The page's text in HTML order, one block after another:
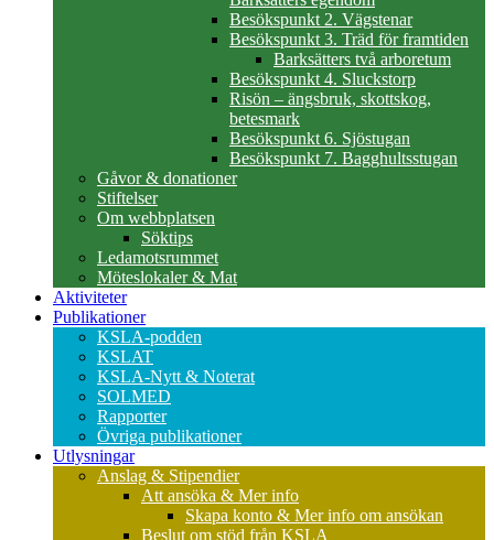
Besökspunkt 2. Vägstenar
Besökspunkt 3. Träd för framtiden
Barksätters två arboretum
Besökspunkt 4. Sluckstorp
Risön – ängsbruk, skottskog,
betesmark
Besökspunkt 6. Sjöstugan
Besökspunkt 7. Bagghultsstugan
Gåvor & donationer
Stiftelser
Om webbplatsen
Söktips
Ledamotsrummet
Möteslokaler & Mat
Aktiviteter
Publikationer
KSLA-podden
KSLAT
KSLA-Nytt & Noterat
SOLMED
Rapporter
Övriga publikationer
Utlysningar
Anslag & Stipendier
Att ansöka & Mer info
Skapa konto & Mer info om ansökan
Beslut om stöd från KSLA